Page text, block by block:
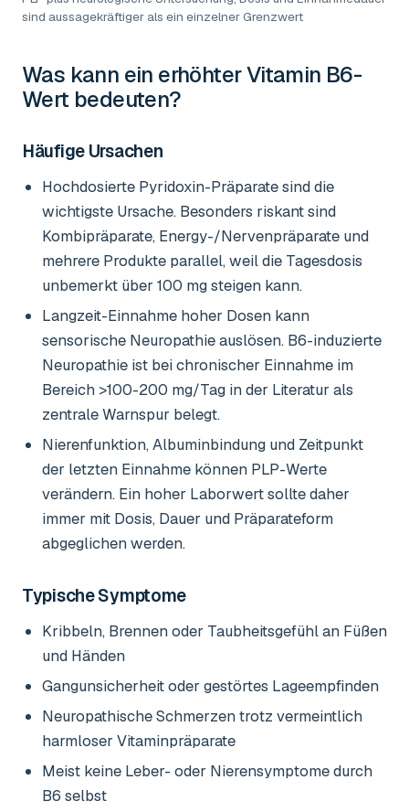
sind aussagekräftiger als ein einzelner Grenzwert
Was kann ein erhöhterVitamin B6-
Wert bedeuten?
Häufige Ursachen
Hochdosierte Pyridoxin-Präparate sind die
wichtigste Ursache. Besonders riskant sind
Kombipräparate, Energy-/Nervenpräparate und
mehrere Produkte parallel, weil die Tagesdosis
unbemerkt über 100 mg steigen kann.
Langzeit-Einnahme hoher Dosen kann
sensorische Neuropathie auslösen. B6-induzierte
Neuropathie ist bei chronischer Einnahme im
Bereich >100-200 mg/Tag in der Literatur als
zentrale Warnspur belegt.
Nierenfunktion, Albuminbindung und Zeitpunkt
der letzten Einnahme können PLP-Werte
verändern. Ein hoher Laborwert sollte daher
immer mit Dosis, Dauer und Präparateform
abgeglichen werden.
Typische Symptome
Kribbeln, Brennen oder Taubheitsgefühl an Füßen
und Händen
Gangunsicherheit oder gestörtes Lageempfinden
Neuropathische Schmerzen trotz vermeintlich
harmloser Vitaminpräparate
Meist keine Leber- oder Nierensymptome durch
B6 selbst